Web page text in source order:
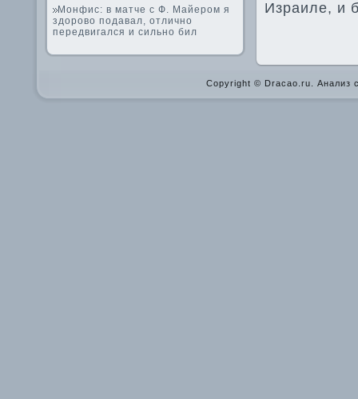
Монфис: в матче с Ф. Майером я
здорово подавал, отлично
передвигался и сильно бил
Израиле, и
Copyright © Dracao.ru. Анализ